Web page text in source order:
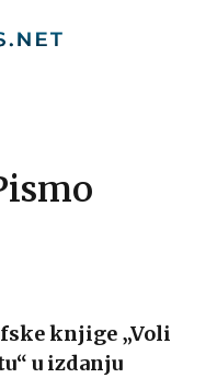
knjige „Voli
u izdanju